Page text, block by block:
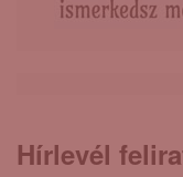
Hírlevél